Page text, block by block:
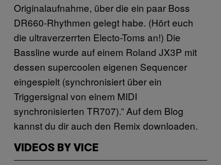
Originalaufnahme, über die ein paar Boss
DR660-Rhythmen gelegt habe. (Hört euch
die ultraverzerrten Electo-Toms an!) Die
Bassline wurde auf einem Roland JX3P mit
dessen supercoolen eigenen Sequencer
eingespielt (synchronisiert über ein
Triggersignal von einem MIDI
synchronisierten TR707).” Auf dem Blog
kannst du dir auch den Remix downloaden.
VIDEOS BY VICE